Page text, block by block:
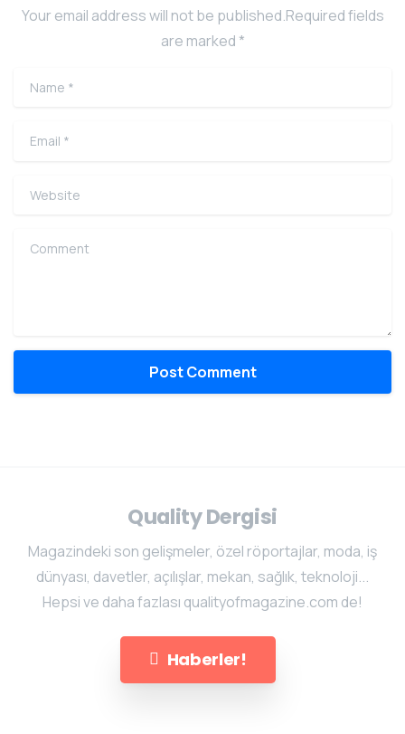
Your email address will not be published.Required fields
are marked *
Name
Email
Website
Comment
Quality Dergisi
Magazindeki son gelişmeler, özel röportajlar, moda, iş
dünyası, davetler, açılışlar, mekan, sağlık, teknoloji...
Hepsi ve daha fazlası qualityofmagazine.com de!
Haberler!